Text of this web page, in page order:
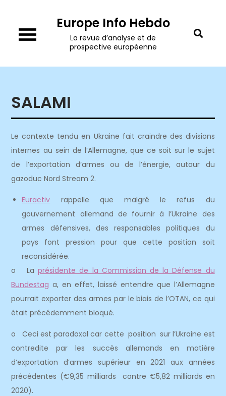
content
Europe Info Hebdo
La revue d’analyse et de
prospective européenne
SALAMI
Le contexte tendu en Ukraine fait craindre des divisions
internes au sein de l’Allemagne, que ce soit sur le sujet
de l’exportation d’armes ou de l’énergie, autour du
gazoduc Nord Stream 2.
Euractiv rappelle que malgré le refus du
gouvernement allemand de fournir à l’Ukraine des
armes défensives, des responsables politiques du
pays font pression pour que cette position soit
reconsidérée.
o Laprésidente de la Commission de la Défense du
Bundestag a, en effet, laissé entendre que l’Allemagne
pourrait exporter des armes par le biais de l’OTAN, ce qui
était précédemment bloqué.
o Ceci est paradoxal car cette position sur l’Ukraine est
contredite par les succès allemands en matière
d’exportation d’armes supérieur en 2021 aux années
précédentes (€9,35 milliards contre €5,82 milliards en
2020).